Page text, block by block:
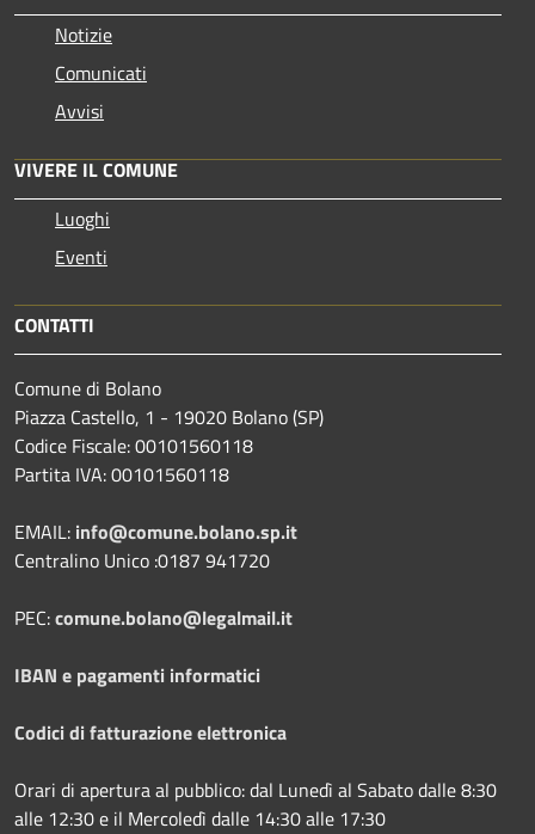
Notizie
Comunicati
Avvisi
VIVERE IL COMUNE
Luoghi
Eventi
CONTATTI
Comune di Bolano
Piazza Castello, 1 - 19020 Bolano (SP)
Codice Fiscale: 00101560118
Partita IVA: 00101560118
EMAIL: info@comune.bolano.sp.it
Centralino Unico :0187 941720
PEC:comune.bolano@legalmail.it
IBAN e pagamenti informatici
Codici di fatturazione elettronica
Orari di apertura al pubblico: dal Lunedì al Sabato dalle 8:30
alle 12:30 e il Mercoledì dalle 14:30 alle 17:30